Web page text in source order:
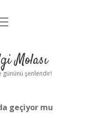
UyarıMolası
gününü şenlendir!
geçiyor mu